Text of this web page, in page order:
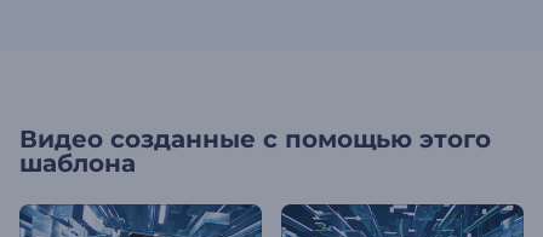
Видео созданные с помощью этого
шаблона